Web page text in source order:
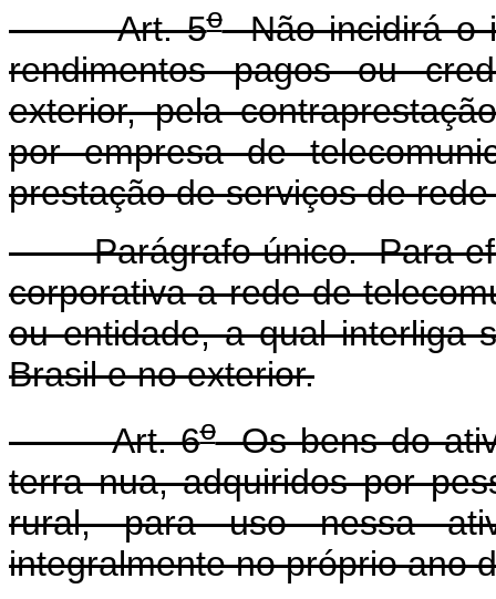
Art. 5oNão incidirá o
rendimentos pagos ou
exterior, pela
por empresa de
prestação de serviços de
Parágrafo único. Para
corporativa a rede de
ou entidade, a qual interliga
Brasil e no exterior.
Art. 6oOs bens do
terra nua, adquiridos por
rural, para uso nessa
integralmente no próprio ano